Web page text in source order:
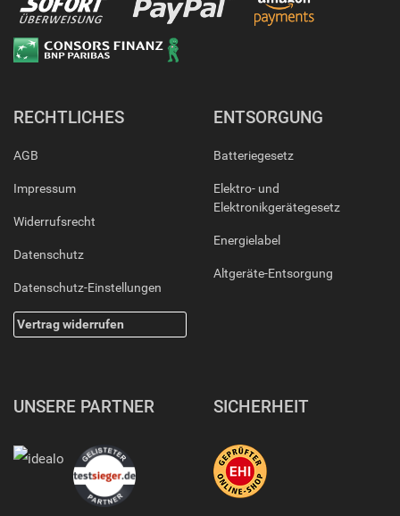
RECHTLICHES
AGB
Impressum
Widerrufsrecht
Datenschutz
Datenschutz-Einstellungen
Vertrag widerrufen
ENTSORGUNG
Batteriegesetz
Elektro- und
Elektronikgerätegesetz
Energielabel
Altgeräte-Entsorgung
UNSERE PARTNER SICHERHEIT